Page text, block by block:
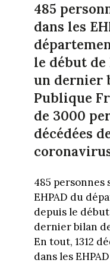
485
dans les
le début
un dernier
Publique
de 3000
décédées
485 personnes
EHPAD du
depuis le
dernier bilan
En tout, 1312
dans les